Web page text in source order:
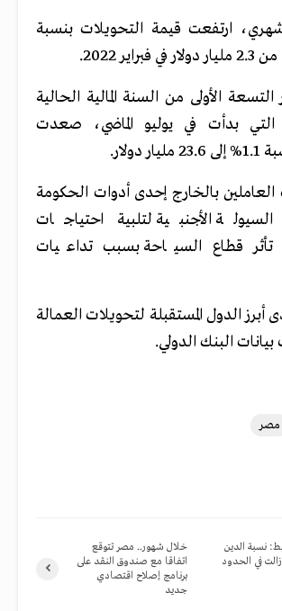
ارتفعت قيمة التحويلات بنسبة
الأولى من السنة المالية الحالية
2021/ 2022 التي بدأت في يوليو الماضي، صعدت
بالخارج إحدى أدوات الحكومة
السيولة الأجنبية لتلبية احتياجات
قطاع السياحة بسبب تداعيات
الدول المستقبلة لتحويلات العمالة
البنك الدولي.
مصر
خلال شهور.. مصر تتوقع
اتفاقا مع صندوق النقد على
برنامج إصلاح اقتصادي
جديد
نسبة الدين
في الحدود